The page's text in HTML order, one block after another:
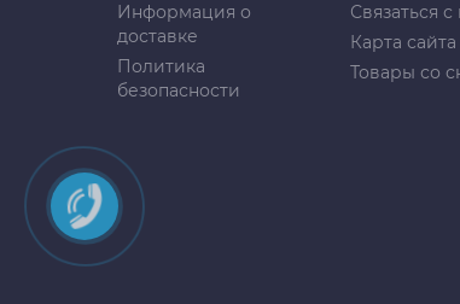
Информация о
доставке
Политика
безопасности
Связаться
Карта сайта
Товары со